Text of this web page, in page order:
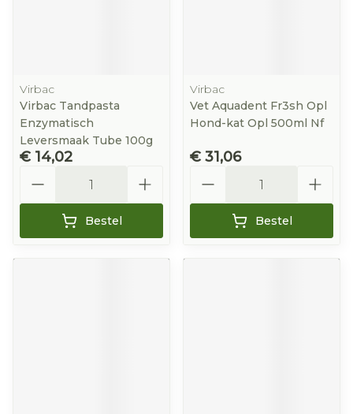
Virbac
Virbac Tandpasta
Enzymatisch
Leversmaak Tube 100g
€ 14,02
Bestel
Virbac
Vet Aquadent Fr3sh Opl
Hond-kat Opl 500ml Nf
€ 31,06
Bestel